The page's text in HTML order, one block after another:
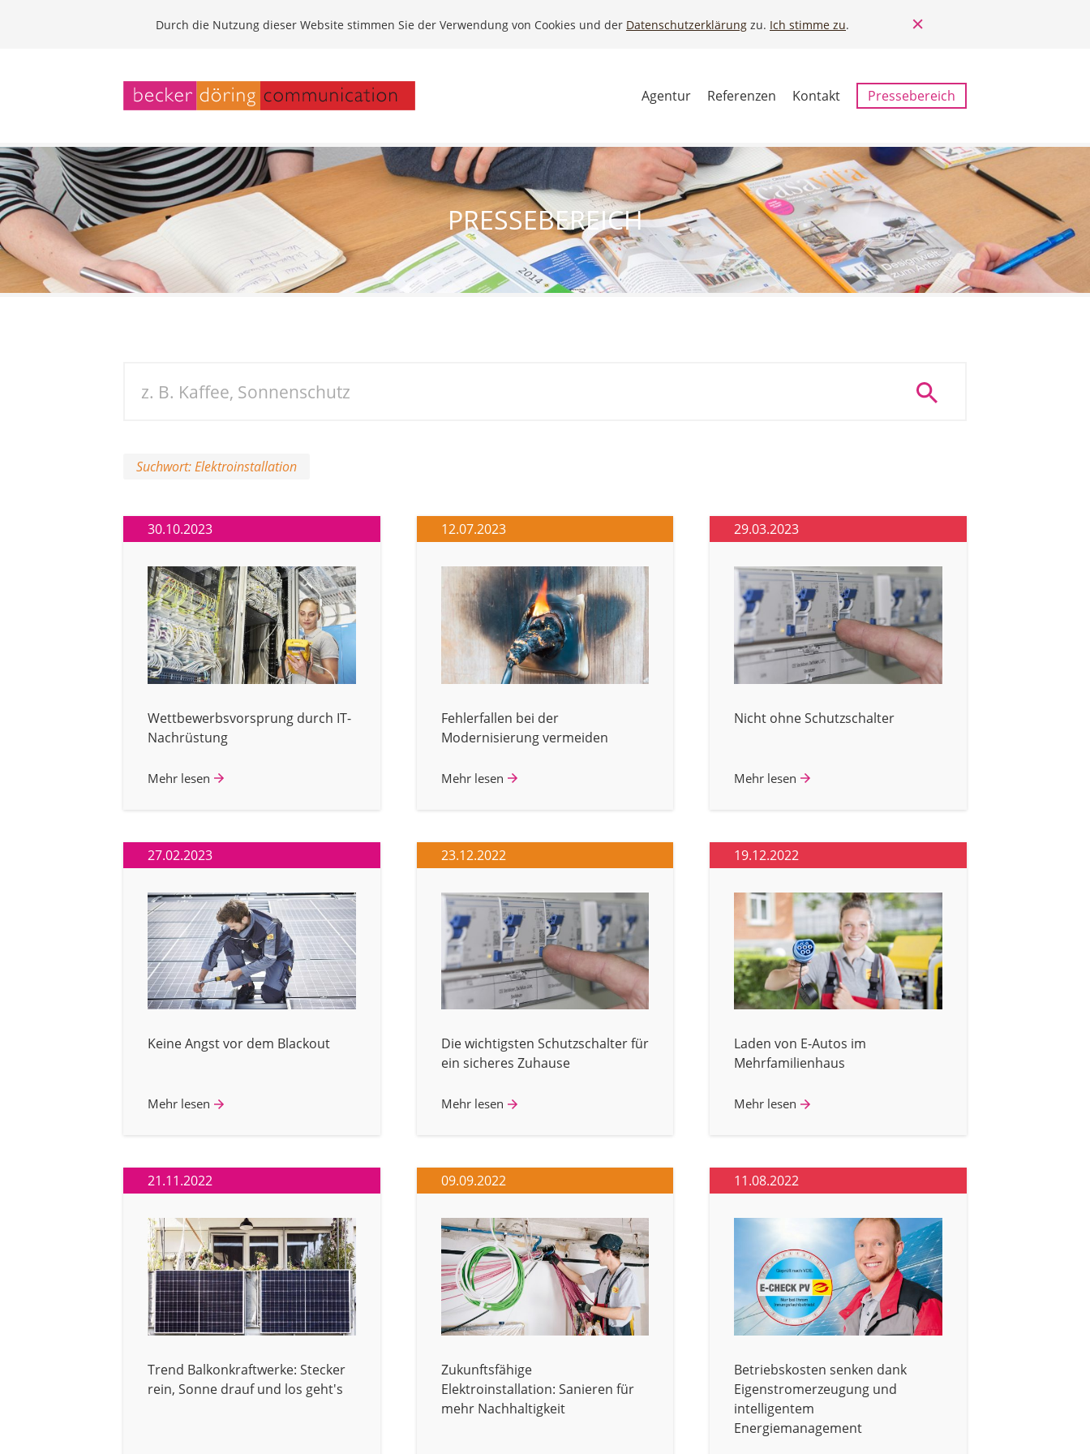
Durch die Nutzung dieser Website stimmen Sie der Verwendung von Cookies und der Datenschutzerklärung zu. Ich stimme zu.
Agentur Referenzen Kontakt Pressebereich
PRESSEBEREICH
Suchwort: Elektroinstallation
30.10.2023
Wettbewerbsvorsprung durch IT-
Nachrüstung
Mehr lesen
12.07.2023
Fehlerfallen bei der
Modernisierung vermeiden
Mehr lesen
29.03.2023
Nicht ohne Schutzschalter
Mehr lesen
27.02.2023
Keine Angst vor dem Blackout
Mehr lesen
23.12.2022
Die wichtigsten Schutzschalter für
ein sicheres Zuhause
Mehr lesen
19.12.2022
Laden von E-Autos im
Mehrfamilienhaus
Mehr lesen
21.11.2022
Trend Balkonkraftwerke: Stecker
rein, Sonne drauf und los geht's
09.09.2022
Zukunftsfähige
Elektroinstallation: Sanieren für
mehr Nachhaltigkeit
11.08.2022
Betriebskosten senken dank
Eigenstromerzeugung und
intelligentem
Energiemanagement